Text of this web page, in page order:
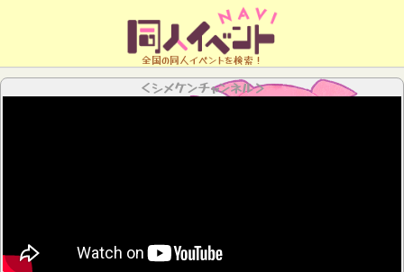
全国の同人イベントを検索！
＜シメケンチャンネル＞